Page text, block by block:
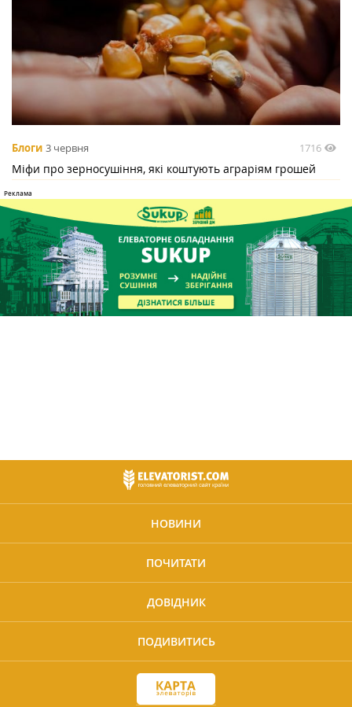
Блоги 3 червня 1716
Міфи про зерносушіння, які коштують аграріям грошей
НОВИНИ
ПОЧИТАТИ
ДОВІДНИК
ПОДИВИТИСЬ